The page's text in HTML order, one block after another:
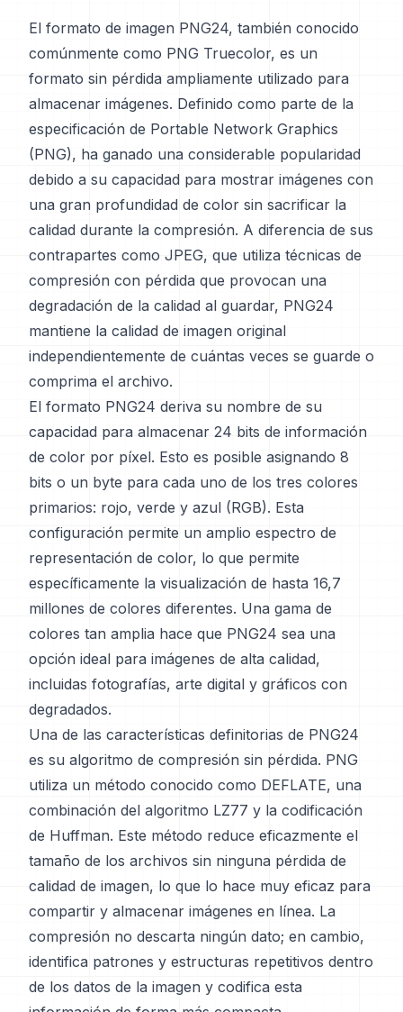
El formato de imagen PNG24, también conocido
comúnmente como PNG Truecolor, es un
formato sin pérdida ampliamente utilizado para
almacenar imágenes. Definido como parte de la
especificación de Portable Network Graphics
(PNG), ha ganado una considerable popularidad
debido a su capacidad para mostrar imágenes con
una gran profundidad de color sin sacrificar la
calidad durante la compresión. A diferencia de sus
contrapartes como JPEG, que utiliza técnicas de
compresión con pérdida que provocan una
degradación de la calidad al guardar, PNG24
mantiene la calidad de imagen original
independientemente de cuántas veces se guarde o
comprima el archivo.
El formato PNG24 deriva su nombre de su
capacidad para almacenar 24 bits de información
de color por píxel. Esto es posible asignando 8
bits o un byte para cada uno de los tres colores
primarios: rojo, verde y azul (RGB). Esta
configuración permite un amplio espectro de
representación de color, lo que permite
específicamente la visualización de hasta 16,7
millones de colores diferentes. Una gama de
colores tan amplia hace que PNG24 sea una
opción ideal para imágenes de alta calidad,
incluidas fotografías, arte digital y gráficos con
degradados.
Una de las características definitorias de PNG24
es su algoritmo de compresión sin pérdida. PNG
utiliza un método conocido como DEFLATE, una
combinación del algoritmo LZ77 y la codificación
de Huffman. Este método reduce eficazmente el
tamaño de los archivos sin ninguna pérdida de
calidad de imagen, lo que lo hace muy eficaz para
compartir y almacenar imágenes en línea. La
compresión no descarta ningún dato; en cambio,
identifica patrones y estructuras repetitivos dentro
de los datos de la imagen y codifica esta